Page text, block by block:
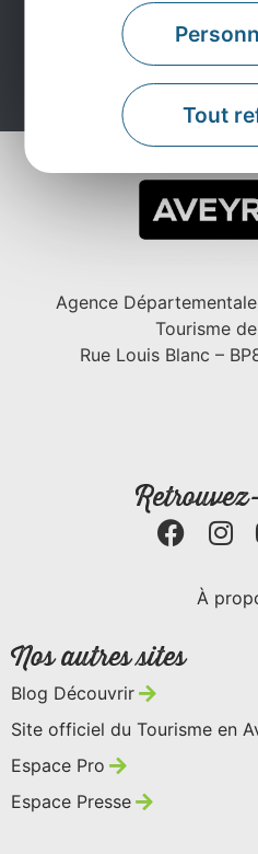
Tout
Je
Agence
Tourisme de
Rue Louis Blanc –
À
Nos autres sites
Blog Découvrir
Site officiel du Tourisme en
Espace Pro
Espace Presse